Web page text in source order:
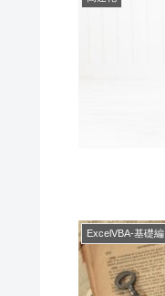
ExcelVBA-基礎編